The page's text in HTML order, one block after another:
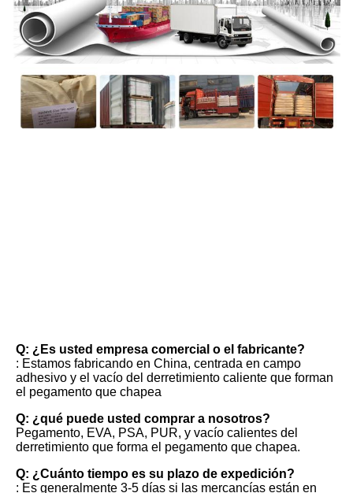
Q: ¿Es usted empresa comercial o el fabricante?
: Estamos fabricando en China, centrada en campo
adhesivo y el vacío del derretimiento caliente que forman
el pegamento que chapea
Q: ¿qué puede usted comprar a nosotros?
Pegamento, EVA, PSA, PUR, y vacío calientes del
derretimiento que forma el pegamento que chapea.
Q: ¿Cuánto tiempo es su plazo de expedición?
: Es generalmente 3-5 días si las mercancías están en